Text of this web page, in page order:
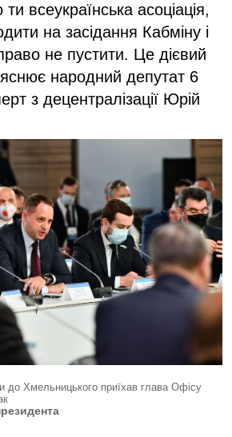
всеукраїнська асоціація,
на засідання Кабміну і
не пустити. Це дієвий
народний депутат 6
з децентралізації Юрій
до Хмельницького приїхав глава Офісу